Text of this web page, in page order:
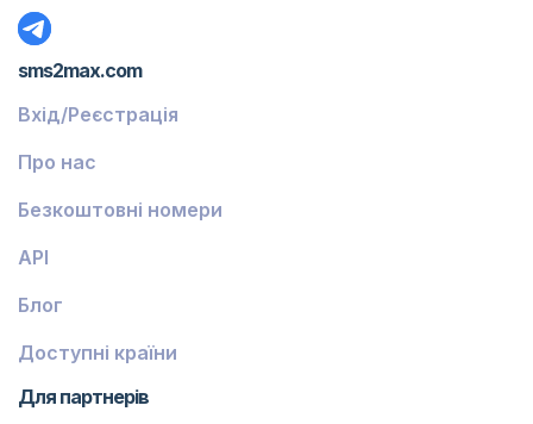
Грузія
Греція
Ісландія
Гвінея-Бісау
Ґваделупа
Французька Ґвіана
sms2max.com
Вхід/Реєстрація
Про нас
Безкоштовні номери
API
Блог
Доступні країни
Для партнерів